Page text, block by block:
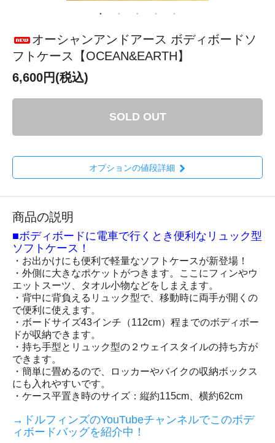
オーシャンアンドアース ボディボードソ
フトケース【OCEAN&EARTH】
6,600円(税込)
SOLD OUT
オプションの値段詳細
商品の説明
■ボディボードに電車で行くとき便利なリュック型
ソフトケース！
・お出かけにも便利で軽量なソフトケースが新登場！
・外側に大きなポケットがつきます。ここにフィンやウ
エットスーツ、タオル小物などをしまえます。
・背中に背負えるリュック型で、移動時に両手が開くの
で便利に使えます。
・ボードサイズ43インチ（112cm）程までのボディボー
ドが収納できます。
・持ち手型とリュック型の２ウェイスタイルの持ち方が
できます。
・簡単に畳めるので、ロッカーやバイクの収納ボックス
にも入れやすいです。
・ケース平置き時のサイズ：縦約115cm、横約62cm
→ドルフィンズのYouTubeチャンネルでこのボデ
ィボードバッグを紹介中！